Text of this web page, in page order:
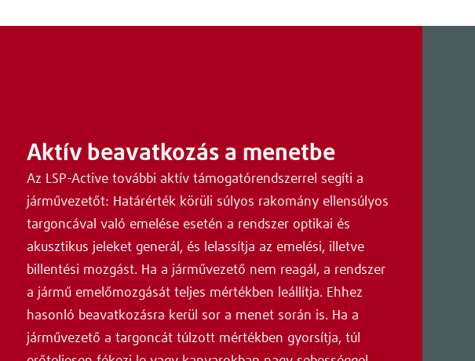
Aktív beavatkozás a menetbe
Az LSP-Active további aktív támogatórendszerrel segíti a
járművezetőt: Határérték körüli súlyos rakomány ellensúlyos
targoncával való emelése esetén a rendszer optikai és
akusztikus jeleket generál, és lelassítja az emelési, illetve
billentési mozgást. Ha a járművezető nem reagál, a rendszer
a jármű emelőmozgását teljes mértékben leállítja. Ehhez
hasonló beavatkozásra kerül sor a menet során is. Ha a
járművezető a targoncát túlzott mértékben gyorsítja, túl